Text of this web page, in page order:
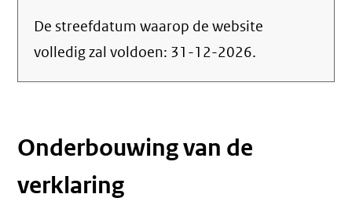
De streefdatum waarop de website
volledig zal voldoen: 31-12-2026.
Onderbouwing van de
verklaring